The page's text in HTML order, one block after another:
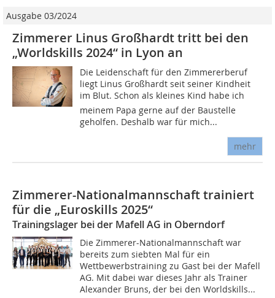
Ausgabe 03/2024
Zimmerer Linus Großhardt tritt bei den
„Worldskills 2024“ in Lyon an
Die Leidenschaft für den Zimmererberuf
liegt Linus Großhardt seit seiner Kindheit
im Blut. Schon als kleines Kind habe ich
meinem Papa gerne auf der Baustelle
geholfen. Deshalb war für mich...
mehr
Zimmerer-Nationalmannschaft trainiert
für die „Euroskills 2025“
Trainingslager bei der Mafell AG in Oberndorf
Die Zimmerer-Nationalmannschaft war
bereits zum siebten Mal für ein
Wettbewerbstraining zu Gast bei der Mafell
AG. Mit dabei war dieses Jahr als Trainer
Alexander Bruns, der bei den Worldskills...